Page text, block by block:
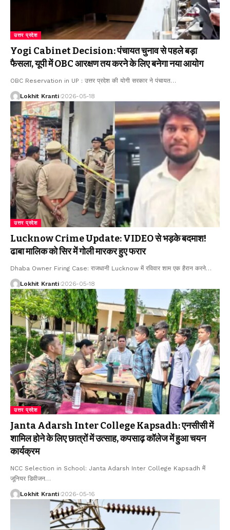
उत्तर प्रदेश
Yogi Cabinet Decision: पंचायत चुनाव से पहले बड़ा
फैसला, यूपी में OBC आरक्षण तय करने के लिए बनेगा नया आयोग
OBC Reservation in UP : उत्तर प्रदेश की योगी सरकार ने पंचायत…
Lokhit Kranti 2026-05-18
उत्तर प्रदेश
Lucknow Crime Update: VIDEO से भड़के बदमाश!
ढाबा मालिक को सिर में गोली मारकर हुए फरार
Dhaba Owner Firing Case: राजधानी Lucknow में रविवार शाम एक हैरान करने…
Lokhit Kranti 2026-05-18
उत्तर प्रदेश
Janta Adarsh Inter College Kapsadh: एनसीसी में
शामिल होने के लिए छात्रों में उत्साह, कपसाढ़ कॉलेज में हुआ चयन
कार्यक्रम
NCC Selection in School: Janta Adarsh Inter College Kapsadh में
जूनियर डिवीजन…
Lokhit Kranti 2026-05-16